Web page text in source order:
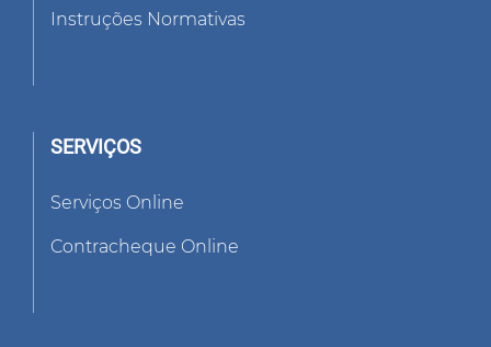
Instruções Normativas
SERVIÇOS
Serviços Online
Contracheque Online